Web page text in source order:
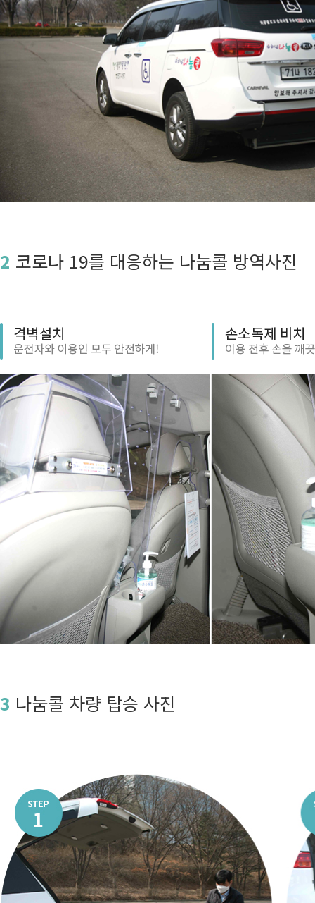
2 코로나 19를 대응하는 나눔콜 방역사진
3 나눔콜 차량 탑승 사진